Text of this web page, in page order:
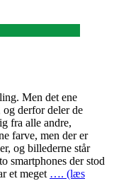
Men det ene
derfor deler de
fra alle andre,
farve, men der er
og billederne står
smartphones der stod
et meget …. (læs